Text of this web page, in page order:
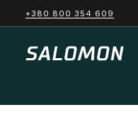
+380 800 354 609